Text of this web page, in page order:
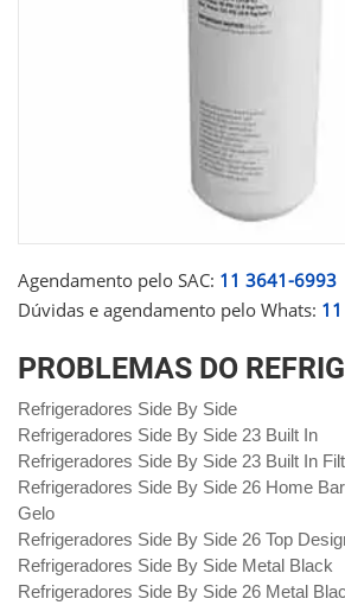
Agendamento pelo SAC: 11 3641-6993
Dúvidas e agendamento pelo Whats:
PROBLEMAS DO
Refrigeradores Side By Side
Refrigeradores Side By Side 23 Built In
Refrigeradores Side By Side 23 Built In
Refrigeradores Side By Side 26 Home
Gelo
Refrigeradores Side By Side 26 Top
Refrigeradores Side By Side Metal Black
Refrigeradores Side By Side 26 Metal